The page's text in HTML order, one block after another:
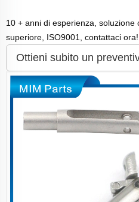
10 + anni di esperienza, soluzione
superiore, ISO9001, contattaci ora!
Ottieni subito un